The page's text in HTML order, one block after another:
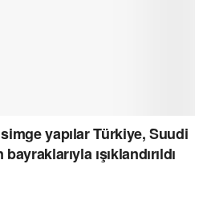
yapılar Türkiye, Suudi
ışıklandırıldı